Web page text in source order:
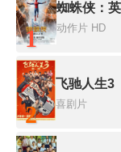
1
蜘蛛侠：
动作片 HD
2
飞驰人生3
喜剧片